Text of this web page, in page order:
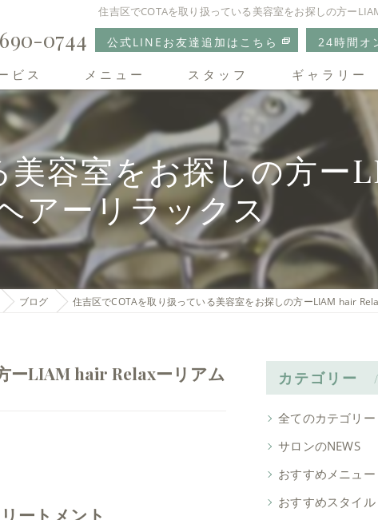
住吉区でCOTAを取り扱っている美容室をお探しの方ー
0744 公式LINEお友達追加はこちら 24時間オ
の口コミ情報
の評判
のお客様の声
ビス メニュー スタッフ ギャラリー
容室をお探しの方ー
アーリラックス
ブログ 住吉区でCOTAを取り扱っている美容室をお探しの方ーLIAM hair
ーLIAM hair Relaxーリアム
ートメント
カテゴリー
全てのカテゴリー
サロンのNEWS
おすすめメニュー
おすすめスタイル